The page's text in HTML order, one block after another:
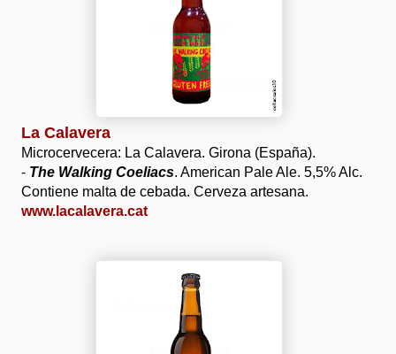
La Calavera
Microcervecera: La Calavera. Girona (España).
- The Walking Coeliacs. American Pale Ale. 5,5% Alc.
Contiene malta de cebada. Cerveza artesana.
www.lacalavera.cat